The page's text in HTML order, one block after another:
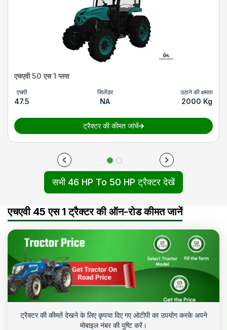
एचएवी 50 एस 1 प्लस
एचपी
47.5
सिलेंडर
NA
उठाने की क्षमता
2000 Kg
ट्रैक्टर की कीमत जांचें
सभी 46 HP To 50 HP ट्रैक्टर देखें
एचएवी 45 एस 1 ट्रैक्टर की ऑन-रोड कीमत जानें
ट्रैक्टर की कीमतें देखने के लिए कृपया दिए गए ओटीपी का उपयोग करके अपने
मोबाइल नंबर की पुष्टि करें।